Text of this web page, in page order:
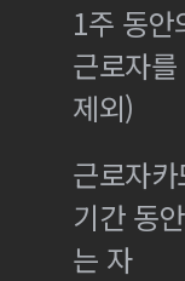
1주 동
근로자
제외)
근로자
기간 동
는 자